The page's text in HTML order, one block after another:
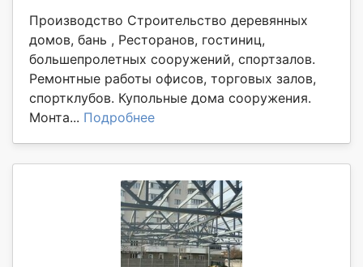
Производство Строительство деревянных
домов, бань , Ресторанов, гостиниц,
большепролетных сооружений, спортзалов.
Ремонтные работы офисов, торговых залов,
спортклубов. Купольные дома сооружения.
Монта... Подробнее